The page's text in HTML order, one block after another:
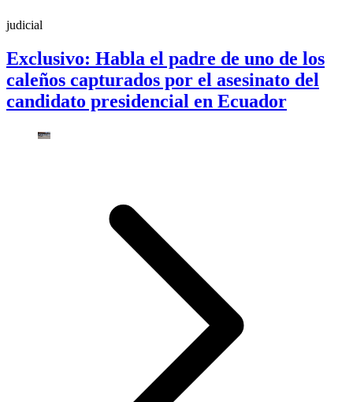
judicial
Exclusivo: Habla el padre de uno de los
caleños capturados por el asesinato del
candidato presidencial en Ecuador